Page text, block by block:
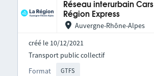
Réseau interurbain Cars
Région Express
Auvergne-Rhône-Alpes
créé le 10/12/2021
Format GTFS
Transport public collectif